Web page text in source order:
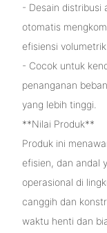
- Desain distribusi
otomatis
efisiensi
- Cocok untuk
penanganan
yang lebih tinggi.
**Nilai Produk**
Produk ini
efisien, dan andal
operasional di
canggih dan
waktu henti dan